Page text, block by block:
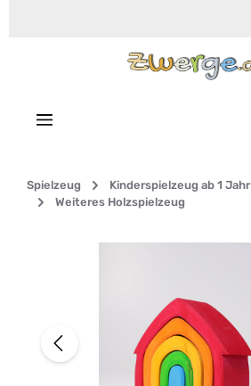
Spielzeug Kinderspielzeug ab 1 Jahr
Weiteres Holzspielzeug